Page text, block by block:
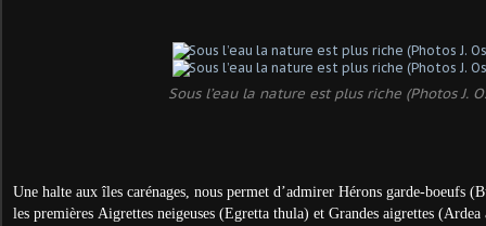
Sous l’eau la nature est plus riche (Photos J.
Une halte aux îles carénages, nous permet d’admirer Hérons garde-boeufs
les premières Aigrettes neigeuses (Egretta thula) et Grandes aigrettes